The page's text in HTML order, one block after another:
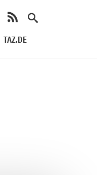
TAZ.DE